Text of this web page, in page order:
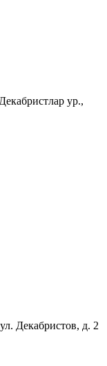
ур.,
Декабристов, д. 2